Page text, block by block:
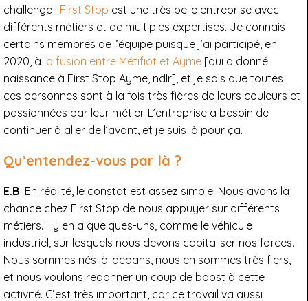
challenge ! First Stop est une très belle entreprise avec
différents métiers et de multiples expertises. Je connais
certains membres de l’équipe puisque j’ai participé, en
2020, à la fusion entre Métifiot et Ayme [qui a donné
naissance à First Stop Ayme, ndlr], et je sais que toutes
ces personnes sont à la fois très fières de leurs couleurs et
passionnées par leur métier. L’entreprise a besoin de
continuer à aller de l’avant, et je suis là pour ça.
Qu’entendez-vous par là ?
E.B. En réalité, le constat est assez simple. Nous avons la
chance chez First Stop de nous appuyer sur différents
métiers. Il y en a quelques-uns, comme le véhicule
industriel, sur lesquels nous devons capitaliser nos forces.
Nous sommes nés là-dedans, nous en sommes très fiers,
et nous voulons redonner un coup de boost à cette
activité. C’est très important, car ce travail va aussi